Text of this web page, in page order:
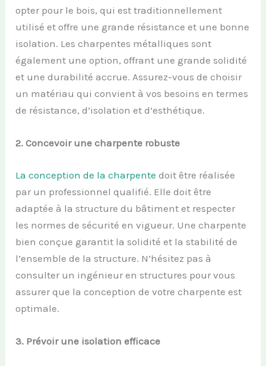
opter pour le bois, qui est traditionnellement
utilisé et offre une grande résistance et une bonne
isolation. Les charpentes métalliques sont
également une option, offrant une grande solidité
et une durabilité accrue. Assurez-vous de choisir
un matériau qui convient à vos besoins en termes
de résistance, d’isolation et d’esthétique.
2.Concevoir unecharpente robuste
La conception de la charpente doit être réalisée
par un professionnel qualifié. Elle doit être
adaptée à la structure du bâtiment et respecter
les normes de sécurité en vigueur. Une charpente
bien conçue garantit la solidité et la stabilité de
l’ensemble de la structure. N’hésitez pas à
consulter un ingénieur en structures pour vous
assurer que la conception de votre charpente est
optimale.
3. Prévoir une isolationefficace